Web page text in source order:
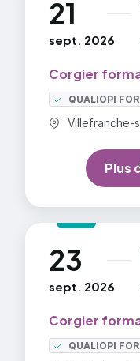
21
sept. 2026
au
Corgier
QUALIOPI
Commune :
Villefranche-
Plus
23
sept. 2026
au
Corgier
QUALIOPI